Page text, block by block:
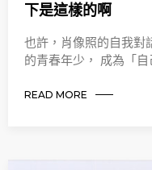
下是這樣的啊
也許，肖像照的自我對
的青春年少， 成為「
READ MORE